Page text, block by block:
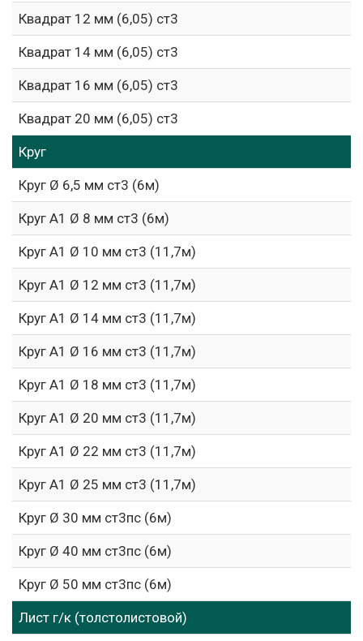
Квадрат 12 мм (6,05) ст3
Квадрат 14 мм (6,05) ст3
Квадрат 16 мм (6,05) ст3
Квадрат 20 мм (6,05) ст3
Круг
Круг Ø 6,5 мм ст3 (6м)
Круг А1 Ø 8 мм ст3 (6м)
Круг А1 Ø 10 мм ст3 (11,7м)
Круг А1 Ø 12 мм ст3 (11,7м)
Круг А1 Ø 14 мм ст3 (11,7м)
Круг А1 Ø 16 мм ст3 (11,7м)
Круг А1 Ø 18 мм ст3 (11,7м)
Круг А1 Ø 20 мм ст3 (11,7м)
Круг А1 Ø 22 мм ст3 (11,7м)
Круг А1 Ø 25 мм ст3 (11,7м)
Круг Ø 30 мм ст3пс (6м)
Круг Ø 40 мм ст3пс (6м)
Круг Ø 50 мм ст3пс (6м)
Лист г/к (толстолистовой)